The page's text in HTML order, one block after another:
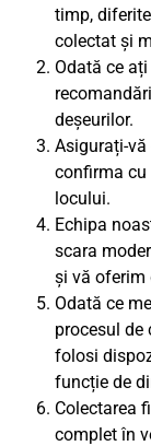
timp,
colectat și
Odată ce
deșeurilor.
Asigurați-
confirma cu
locului.
Echipa
scara
și vă oferim
Odată ce
procesul de
folosi
funcție de
Colectarea
complet în